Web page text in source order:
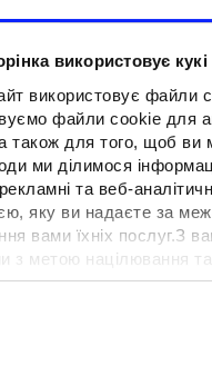
використовує кукі
використовує файли
файли cookie для
а також для того, щоб
ми ділимося
та веб-
яку ви надаєте за
вами їхніх послуг.З
з метою націлювання
вмісту та
інформацію можна
Нова колекція 4F для
паделу. Спортивна
поєднується із